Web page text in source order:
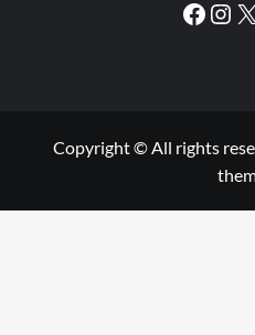
X
Copyright © All rights